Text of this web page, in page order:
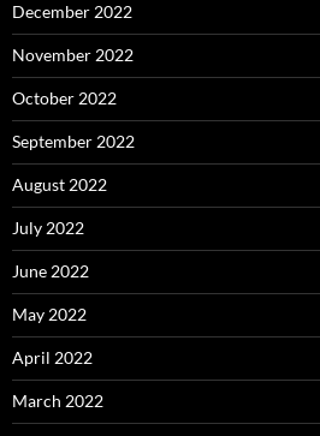
December 2022
November 2022
October 2022
September 2022
August 2022
July 2022
June 2022
May 2022
April 2022
March 2022